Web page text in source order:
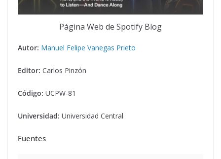
Página Web de Spotify Blog
Autor: Manuel Felipe Vanegas Prieto
Editor: Carlos Pinzón
Código: UCPW-81
Universidad: Universidad Central
Fuentes